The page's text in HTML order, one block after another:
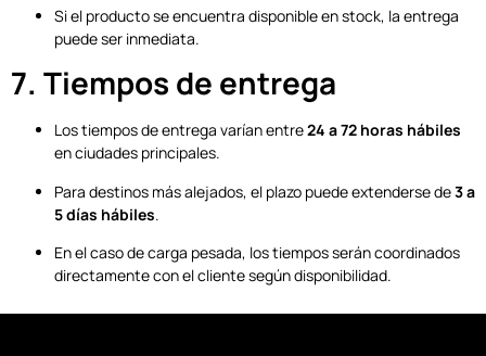
Si el producto se encuentra disponible en stock, la entrega
puede ser inmediata.
7. Tiempos de entrega
Los tiempos de entrega varían entre24 a 72 horas hábiles
en ciudades principales.
Para destinos más alejados, el plazo puede extenderse de3 a
5 días hábiles.
En el caso de carga pesada, los tiempos serán coordinados
directamente con el cliente según disponibilidad.